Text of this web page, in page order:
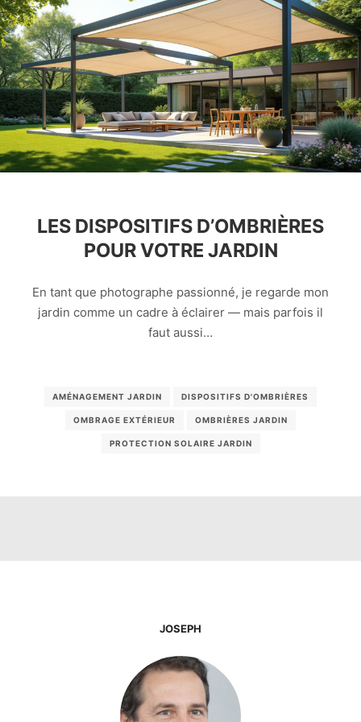
LES DISPOSITIFS D’OMBRIÈRES
POUR VOTRE JARDIN
En tant que photographe passionné, je regarde mon
jardin comme un cadre à éclairer — mais parfois il
faut aussi…
AMÉNAGEMENT JARDIN DISPOSITIFS D'OMBRIÈRES
OMBRAGE EXTÉRIEUR OMBRIÈRES JARDIN
PROTECTION SOLAIRE JARDIN
JOSEPH